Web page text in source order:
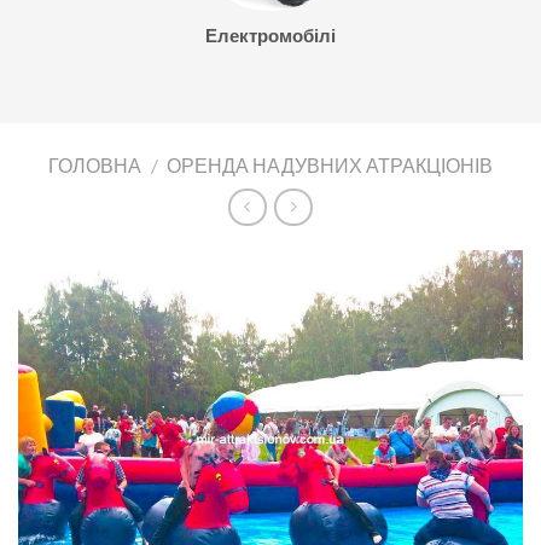
Електромобілі
ГОЛОВНА / ОРЕНДА НАДУВНИХ АТРАКЦІОНІВ